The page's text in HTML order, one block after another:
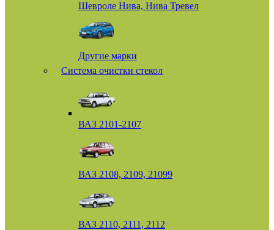
Шевроле Нива, Нива Тревел
Другие марки
Система очистки стекол
ВАЗ 2101-2107
ВАЗ 2108, 2109, 21099
ВАЗ 2110, 2111, 2112